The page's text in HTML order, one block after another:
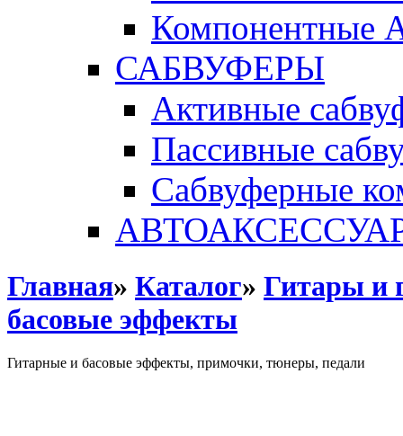
Компонентные
САБВУФЕРЫ
Активные
Пассивные
Сабвуферные
Главная» Каталог» Гитары и
басовые эффекты
Гитарные и басовые эффекты, примочки, тюнеры, педали